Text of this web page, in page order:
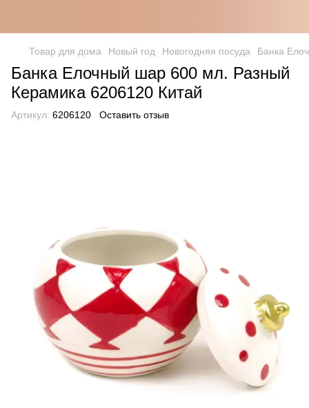
Товар для дома Новый год Новогодняя посуда Банка
Банка Елочный шар 600 мл. Разный
Керамика 6206120 Китай
Артикул: 6206120 Оставить отзыв